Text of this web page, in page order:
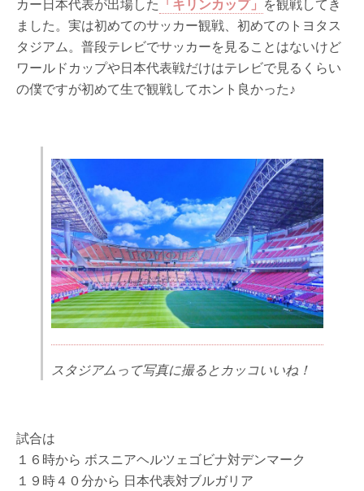
カー日本代表が出場した 「キリンカップ」 を観戦してき
ました。実は初めてのサッカー観戦、初めてのトヨタス
タジアム。普段テレビでサッカーを見ることはないけど
ワールドカップや日本代表戦だけはテレビで見るくらい
の僕ですが初めて生で観戦してホント良かった♪
スタジアムって写真に撮るとカッコいいね！
試合は
１６時から ボスニアヘルツェゴビナ対デンマーク
１９時４０分から 日本代表対ブルガリア